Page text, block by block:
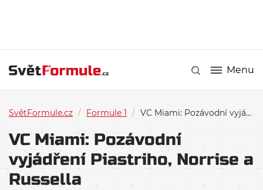
Menu
SvětFormule.cz / Formule 1 / VC Miami: Pozávodní vyjádření Piastriho, Norrise a Russella
VC Miami: Pozávodní
vyjádření Piastriho, Norrise a
Russella